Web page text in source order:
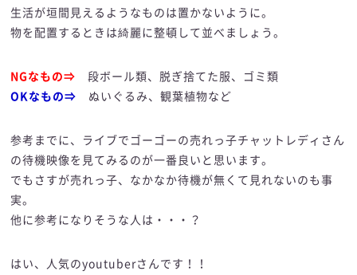
生活が垣間見えるようなものは置かないように。
物を配置するときは綺麗に整頓して並べましょう。
NGなもの⇒
段ボール類、脱ぎ捨てた服、ゴミ類
OKなもの⇒
ぬいぐるみ、観葉植物など
参考までに、ライブでゴーゴーの売れっ子チャットレディさん
の待機映像を見てみるのが一番良いと思います。
でもさすが売れっ子、なかなか待機が無くて見れないのも事
実。
他に参考になりそうな人は・・・？
はい、人気のyoutuberさんです！！